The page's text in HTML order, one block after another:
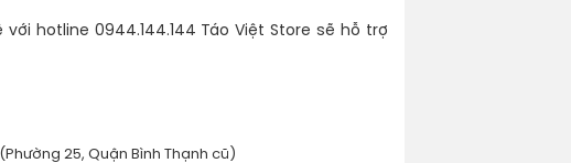
hotline 0944.144.144 Táo Việt Store sẽ hỗ trợ
25, Quận Bình Thạnh cũ)